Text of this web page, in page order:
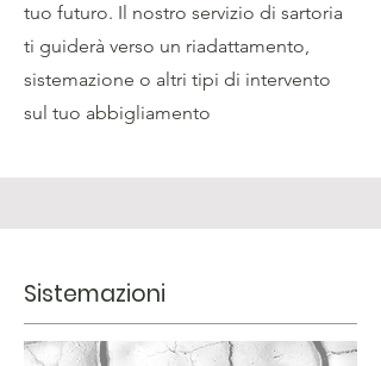
tuo futuro. Il nostro servizio di sartoria
ti guiderà verso un riadattamento,
sistemazione o altri tipi di intervento
sul tuo abbigliamento
Sistemazioni